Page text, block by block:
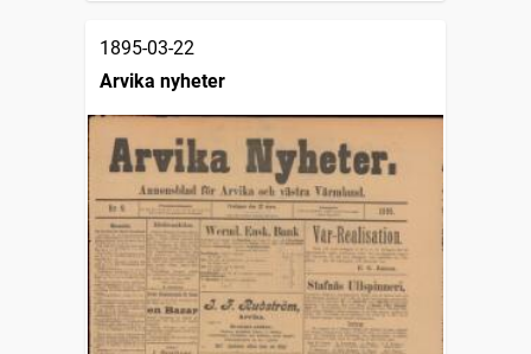
1895-03-22
Arvika nyheter